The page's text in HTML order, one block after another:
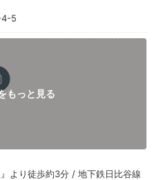
4-5
』より徒歩約3分 / 地下鉄日比谷線